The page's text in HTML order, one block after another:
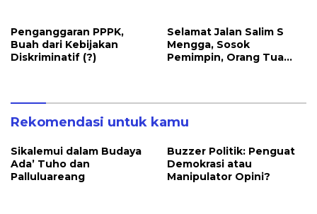
Penganggaran PPPK,
Buah dari Kebijakan
Diskriminatif (?)
Selamat Jalan Salim S
Mengga, Sosok
Pemimpin, Orang Tua
Rekomendasi untuk kamu
Sikalemui dalam Budaya
Ada’ Tuho dan
Palluluareang
Buzzer Politik: Penguat
Demokrasi atau
Manipulator Opini?